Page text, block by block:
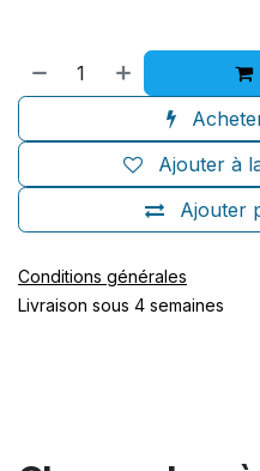
Ajouter
Ajouter à
Conditions générales
Livraison sous 4 semaines